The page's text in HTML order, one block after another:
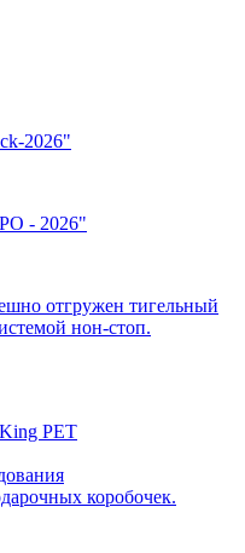
2026"
- 2026"
отгружен тигельный
нон-стоп.
PET
коробочек.